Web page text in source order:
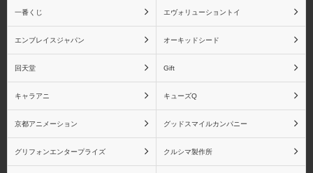
一番くじ エヴォリューショントイ
エンブレイスジャパン オーキッドシード
回天堂 Gift
キャラアニ キューズQ
京都アニメーション グッドスマイルカンパニー
グリフォンエンタープライズ クルシマ製作所